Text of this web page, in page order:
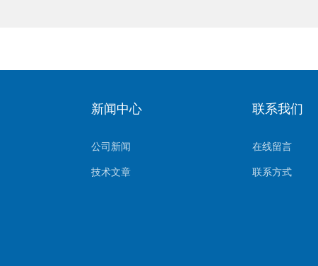
新闻中心
公司新闻
技术文章
联系我们
在线留言
联系方式